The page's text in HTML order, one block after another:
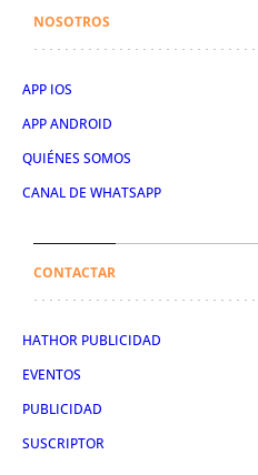
NOSOTROS
APP IOS
APP ANDROID
QUIÉNES SOMOS
CANAL DE WHATSAPP
CONTACTAR
HATHOR PUBLICIDAD
EVENTOS
PUBLICIDAD
SUSCRIPTOR